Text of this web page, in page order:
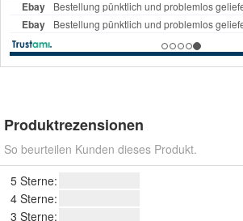
Produktrezensionen
So beurteilen Kunden dieses Produkt.
5 Sterne:
4 Sterne:
3 Sterne: